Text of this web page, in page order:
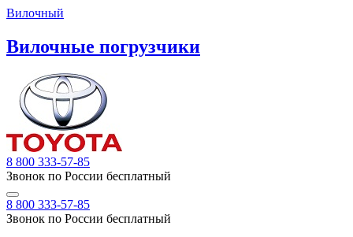
Вилочный
Вилочные погрузчики
8 800 333-57-85
Звонок по России бесплатный
8 800 333-57-85
Звонок по России бесплатный